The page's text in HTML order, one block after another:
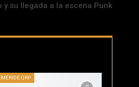
y su llegada a la escena Punk
QRP